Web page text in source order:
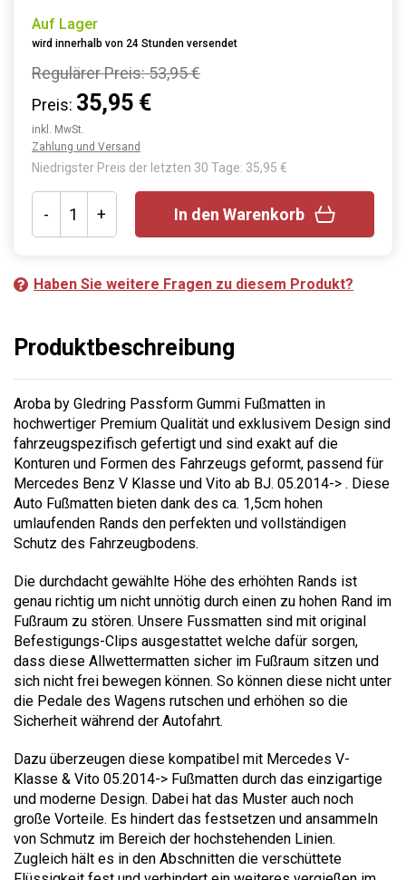
Auf Lager
wird innerhalb von 24 Stunden versendet
Regulärer Preis:53,95 €
Preis: 35,95 €
inkl. MwSt.
Zahlung und Versand
Niedrigster Preis der letzten 30 Tage: 35,95 €
- + In den Warenkorb
Haben Sie weitere Fragen zu diesem Produkt?
Produktbeschreibung
Aroba by Gledring Passform Gummi Fußmatten in
hochwertiger Premium Qualität und exklusivem Design sind
fahrzeugspezifisch gefertigt und sind exakt auf die
Konturen und Formen des Fahrzeugs geformt, passend für
Mercedes Benz V Klasse und Vito ab BJ. 05.2014-> . Diese
Auto Fußmatten bieten dank des ca. 1,5cm hohen
umlaufenden Rands den perfekten und vollständigen
Schutz des Fahrzeugbodens.
Die durchdacht gewählte Höhe des erhöhten Rands ist
genau richtig um nicht unnötig durch einen zu hohen Rand im
Fußraum zu stören. Unsere Fussmatten sind mit original
Befestigungs-Clips ausgestattet welche dafür sorgen,
dass diese Allwettermatten sicher im Fußraum sitzen und
sich nicht frei bewegen können. So können diese nicht unter
die Pedale des Wagens rutschen und erhöhen so die
Sicherheit während der Autofahrt.
Dazu überzeugen diese kompatibel mit Mercedes V-
Klasse & Vito 05.2014-> Fußmatten durch das einzigartige
und moderne Design. Dabei hat das Muster auch noch
große Vorteile. Es hindert das festsetzen und ansammeln
von Schmutz im Bereich der hochstehenden Linien.
Zugleich hält es in den Abschnitten die verschüttete